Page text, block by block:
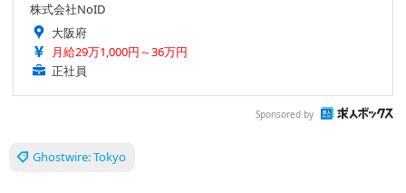
株式会社NoID
大阪府
月給29万1,000円～36万円
正社員
Sponsored by
Ghostwire: Tokyo